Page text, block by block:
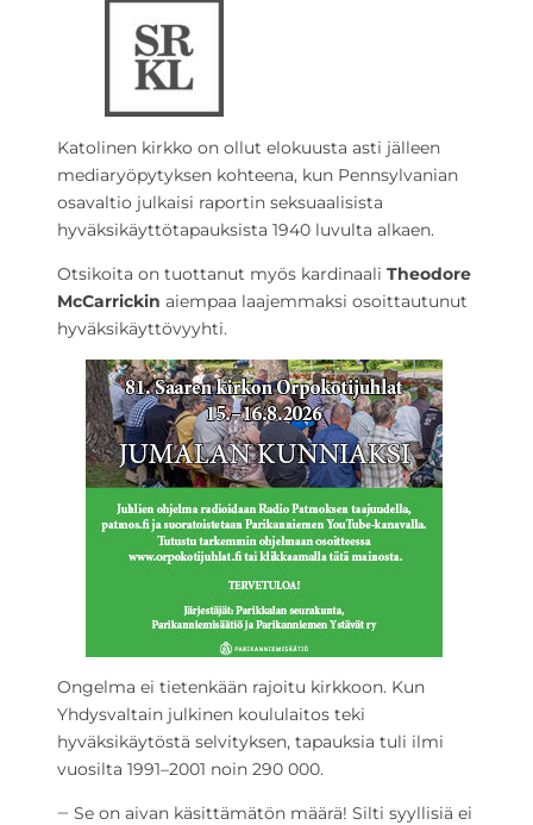
Katolinen kirkko on ollut elokuusta asti jälleen
mediaryöpytyksen kohteena, kun Pennsylvanian
osavaltio julkaisi raportin seksuaalisista
hyväksikäyttötapauksista 1940 luvulta alkaen.
Otsikoita on tuottanut myös kardinaali Theodore
McCarrickin aiempaa laajemmaksi osoittautunut
hyväksikäyttövyyhti.
Ongelma ei tietenkään rajoitu kirkkoon. Kun
Yhdysvaltain julkinen koululaitos teki
hyväksikäytöstä selvityksen, tapauksia tuli ilmi
vuosilta 1991–2001 noin 290 000.
‒ Se on aivan käsittämätön määrä! Silti syyllisiä ei